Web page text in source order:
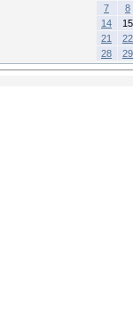
7
8
14
15
21
22
28
29